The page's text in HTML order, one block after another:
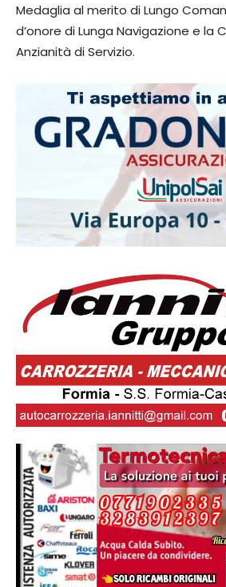
Medaglia al merito di Lungo
d’onore di Lunga Navigazione e la
Anzianità di Servizio.